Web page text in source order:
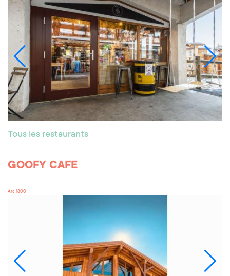
Tous les restaurants
GOOFY CAFE
Arc 1800